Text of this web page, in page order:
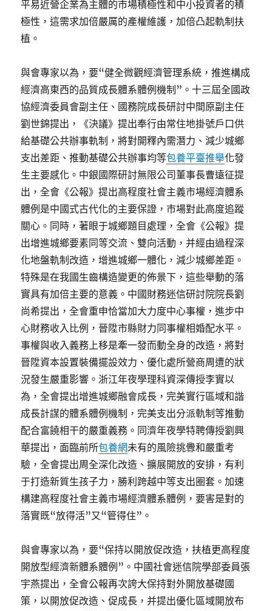
平易近營企業為主體的市場積極性和中小投資者的積
極性，這需求加倍嚴厲的產權維護，加倍凸起軌制扶
植。
與會專家以為，要“健全微觀經濟管理系統，推進構成
經濟高東西的品質成長體系體例機制”。十三屆全國政
協經濟委員會副主任、國務院成長研討中間原副主任
劉世錦提出，《決議》提出奉行由常住地掛號戶口供
給基礎公共辦事軌制，將對開釋內需潛力、減少城鄉
支出差距、推動基礎公共辦事均等包養平臺推舉化發
生主要感化。中銀國際研討無限公司董事長曹遠征提
出，全會《公報》提出高程度社會主義市場經濟體系
體例是中國式古代化的主要保證，市場對此高度追蹤
關心。同時，著眼于城鄉題目處理，全會《公報》提
出增進城鄉要素同等交流、雙向活動，并經由過程深
化地盤軌制改造，增進城鄉一體化，減少城鄉差距。
特殊是在我國生齒構造變更的佈景下，這些舉動的落
實具有加倍主要的意義。中國財務迷信研討院院長劉
尚希提出，全會重申恰當加大力度中心事權，進步中
心財務收入比例，晉陞市縣財力同事權相婚配水平。
事權與收入義務上移是牽一發而動全身的改造，將對
晉陞資本設置裝備擺設效力、優化處所營商周遭的狀
況發生嚴重影響。浙江年夜學理科資深傳授李實以
為，全會提出增進城鄉融會成長，完美實行區域和諧
成長計謀的體系體例機制，完美支出分派軌制等推動
配合富饒相干的嚴重義務。同濟年夜學特聘傳授劉興
華提出，面臨前所包養網未有的風險挑釁和嚴重考
驗，全會提出周全深化改造、擴展開放的安排，有利
于打造新質生孩子力，勝利跨越中等支出圈套。加速
構建高程度社會主義市場經濟體系體例，要害是對的
落實既“放得活”又“管得住”。
與會專家以為，要“保持以開放促改造，扶植更高程度
開放型經濟新體系體例”。中國社會迷信院學部委員張
宇燕提出，全會公報再次誇大保持對外開放基礎國
策，以開放促改造、促成長，并提出優化區域開放布